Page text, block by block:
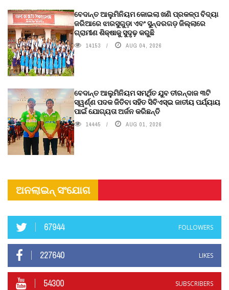
ବେଦାନ୍ତ ଆଲୁମିନିୟମ କୋଇଲା ଖଣି ପ୍ରକଳ୍ପ ବିଦ୍ୟା
ଜରିଆରେ ଝାରସୁଗୁଡ଼ା ଏବଂ ସୁନ୍ଦରଗଡ଼ ଜିଲ୍ଲାରେ
ଗ୍ରାମୀଣ ଶିକ୍ଷାକୁ ସୁଦୃଢ଼ କରୁଛି
14153 AUG 04, 2026
ବେଦାନ୍ତ ଆଲୁମିନିୟମ ସମର୍ଥିତ ଯୁବ ତୀରନ୍ଦାଜ ୩ଟି
ସ୍ୱର୍ଣ୍ଣ ପଦକ ଜିତିବା ସହିତ ସିବିଏସ୍ଇ ଜାତୀୟ ପର୍ଯ୍ୟାୟ
ପାଇଁ ଯୋଗ୍ୟତା ଅର୍ଜନ କରିଛନ୍ତି
14445 AUG 01, 2026
ଅନଲାଇନ୍ ସଂଯୋଗ
67944 FOLLOWERS
227640 LIKES
54300 SUBSCRIBERS